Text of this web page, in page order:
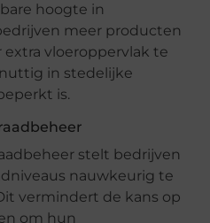
hoogte in
meer producten
vloeroppervlak te
in stedelijke
is.
stelt bedrijven
nauwkeurig te
vermindert de kans op
om hun